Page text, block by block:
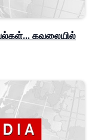
கவலையில்